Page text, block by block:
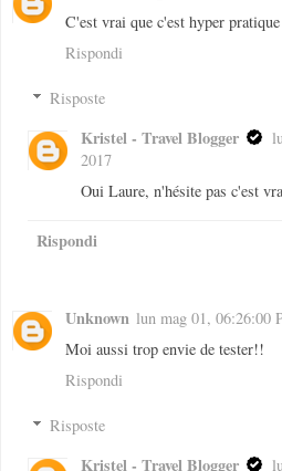
C'est vrai que c'est hyper
Rispondi
Risposte
Kristel - Travel Blogger
2017
Oui Laure, n'hésite pas c'est
Rispondi
Unknown lun mag 01, 06:26:00
Moi aussi trop envie de tester!!
Rispondi
Risposte
Kristel - Travel Blogger